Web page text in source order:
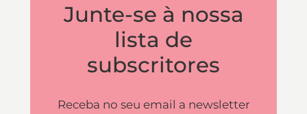
Junte-se à nossa
lista de
subscritores
Receba no seu email a newsletter